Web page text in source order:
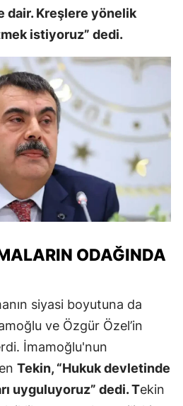
dair. Kreşlere yönelik
istiyoruz” dedi.
ODAĞINDA
siyasi boyutuna da
ve Özgür Özel’in
İmamoğlu'nun
Tekin, “Hukuk devletinde
uyguluyoruz” dedi. Tekin